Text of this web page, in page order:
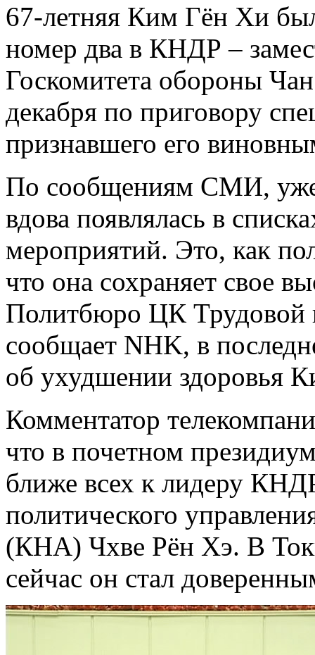
67-летняя Ким Гён Хи
номер два в КНДР –
Госкомитета обороны
декабря по приговору
признавшего его
По сообщениям СМИ, уже
вдова появлялась в
мероприятий. Это, как
что она сохраняет свое
Политбюро ЦК Трудовой
сообщает NHK, в
об ухудшении здоровья
Комментатор
что в почетном
ближе всех к лидеру
политического
(КНА) Чхве Рён Хэ. В
сейчас он стал